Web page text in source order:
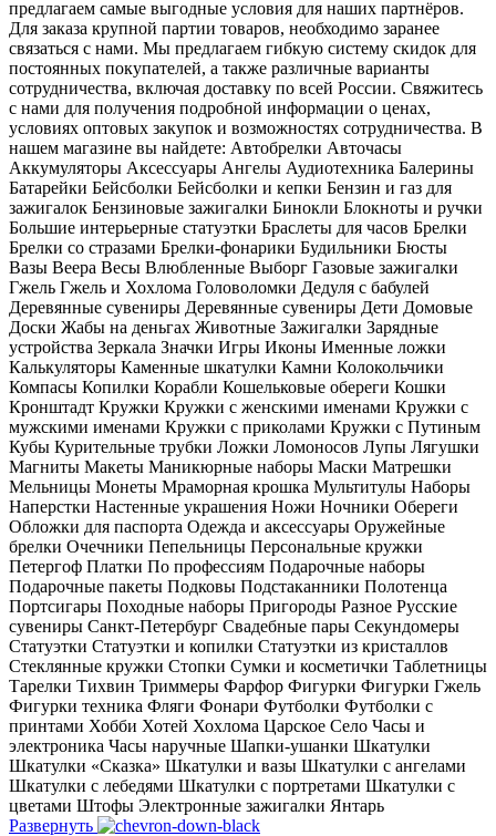
предлагаем самые выгодные условия для наших партнёров.
Для заказа крупной партии товаров, необходимо заранее
связаться с нами. Мы предлагаем гибкую систему скидок для
постоянных покупателей, а также различные варианты
сотрудничества, включая доставку по всей России. Свяжитесь
с нами для получения подробной информации о ценах,
условиях оптовых закупок и возможностях сотрудничества. В
нашем магазине вы найдете: Автобрелки Авточасы
Аккумуляторы Аксессуары Ангелы Аудиотехника Балерины
Батарейки Бейсболки Бейсболки и кепки Бензин и газ для
зажигалок Бензиновые зажигалки Бинокли Блокноты и ручки
Большие интерьерные статуэтки Браслеты для часов Брелки
Брелки со стразами Брелки-фонарики Будильники Бюсты
Вазы Веера Весы Влюбленные Выборг Газовые зажигалки
Гжель Гжель и Хохлома Головоломки Дедуля с бабулей
Деревянные сувениры Деревянные сувениры Дети Домовые
Доски Жабы на деньгах Животные Зажигалки Зарядные
устройства Зеркала Значки Игры Иконы Именные ложки
Калькуляторы Каменные шкатулки Камни Колокольчики
Компасы Копилки Корабли Кошельковые обереги Кошки
Кронштадт Кружки Кружки с женскими именами Кружки с
мужскими именами Кружки с приколами Кружки с Путиным
Кубы Курительные трубки Ложки Ломоносов Лупы Лягушки
Магниты Макеты Маникюрные наборы Маски Матрешки
Мельницы Монеты Мраморная крошка Мультитулы Наборы
Наперстки Настенные украшения Ножи Ночники Обереги
Обложки для паспорта Одежда и аксессуары Оружейные
брелки Очечники Пепельницы Персональные кружки
Петергоф Платки По профессиям Подарочные наборы
Подарочные пакеты Подковы Подстаканники Полотенца
Портсигары Походные наборы Пригороды Разное Русские
сувениры Санкт-Петербург Свадебные пары Секундомеры
Статуэтки Статуэтки и копилки Статуэтки из кристаллов
Стеклянные кружки Стопки Сумки и косметички Таблетницы
Тарелки Тихвин Триммеры Фарфор Фигурки Фигурки Гжель
Фигурки техника Фляги Фонари Футболки Футболки с
принтами Хобби Хотей Хохлома Царское Село Часы и
электроника Часы наручные Шапки-ушанки Шкатулки
Шкатулки «Сказка» Шкатулки и вазы Шкатулки с ангелами
Шкатулки с лебедями Шкатулки с портретами Шкатулки с
цветами Штофы Электронные зажигалки Янтарь
Развернуть